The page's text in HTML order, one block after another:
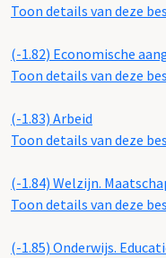
Toon details van deze
(-1.82) Economische
Toon details van deze
(-1.83) Arbeid
Toon details van deze
(-1.84) Welzijn.
Toon details van deze
(-1.85) Onderwijs.